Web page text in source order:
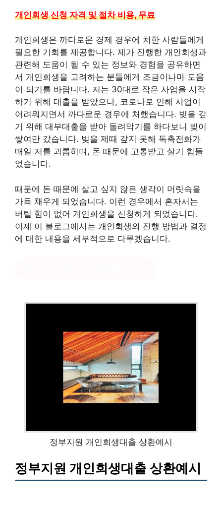
개인회생 신청 자격 및 절차 비용, 무료
개인회생은 까다로운 경제 경우에 처한 사람들에게
필요한 기회를 제공합니다. 제가 진행한 개인회생과
관련해 도움이 될 수 있는 정보와 경험을 공유하면
서 개인회생을 고려하는 분들에게 조금이나마 도움
이 되기를 바랍니다. 저는 30대로 작은 사업을 시작
하기 위해 대출을 받았으나, 코로나로 인해 사업이
어려워지면서 까다로운 경우에 처했습니다. 빚을 갚
기 위해 대부대출을 받아 돌려막기를 하다보니 빚이
쌓여만 갔습니다. 빚을 제때 갚지 못해 독촉전화가
매일 저를 괴롭히며, 돈 때문에 고통받고 살기 힘들
었습니다.
때문에 돈 때문에 살고 싶지 않은 생각이 머릿속을
가득 채우게 되었습니다. 이런 경우에서 혼자서는
버틸 힘이 없어 개인회생을 신청하게 되었습니다.
이제 이 블로그에서는 개인회생의 진행 방법과 결정
에 대한 내용을 세부적으로 다루겠습니다.
정부지원 개인회생대출 상환예시
정부지원 개인회생대출 상환예시